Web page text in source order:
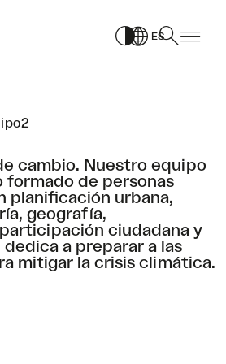
ES
cambio. Nuestro equipo
de personas
planificación urbana,
geografía,
ciudadana y
a preparar a las
mitigar la crisis climática.